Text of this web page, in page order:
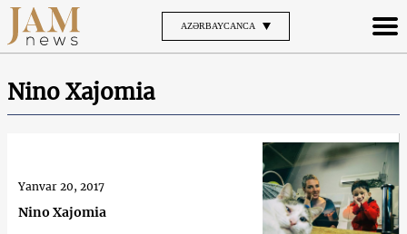
AZƏRBAYCANCA
Nino Xajomia
Nino Xajomia
Yanvar 20, 2017